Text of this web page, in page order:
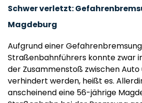
Schwer verletzt:
Magdeburg
Aufgrund einer
Straßenbahnführers konnte zwar
der Zusammenstoß zwischen
verhindert werden, heißt es.
anscheinend eine 56-jährige